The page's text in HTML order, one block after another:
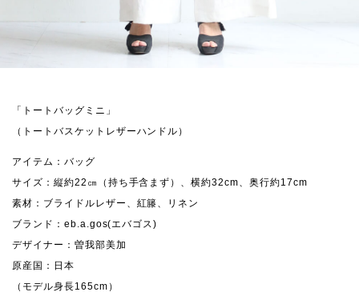
「トートバッグミニ」
（トートバスケットレザーハンドル）
アイテム：バッグ
サイズ：縦約22㎝（持ち手含まず）、横約32cm、奥行約17cm
素材：ブライドルレザー、紅籐、リネン
ブランド：eb.a.gos(エバゴス)
デザイナー：曽我部美加
原産国：日本
（モデル身長165cm）